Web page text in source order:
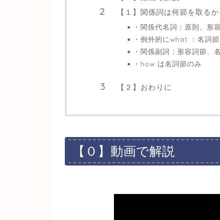
【１】関係詞は何節を取るか
・関係代名詞：原則、形
・例外的にwhat ：名詞節
・関係副詞：形容詞節、
・how は名詞節のみ
【２】おわりに
【０】動画で解説